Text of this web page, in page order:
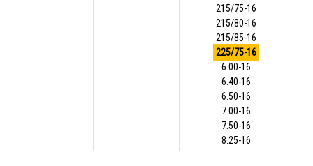
215/75-16
215/80-16
215/85-16
225/75-16
6.00-16
6.40-16
6.50-16
7.00-16
7.50-16
8.25-16